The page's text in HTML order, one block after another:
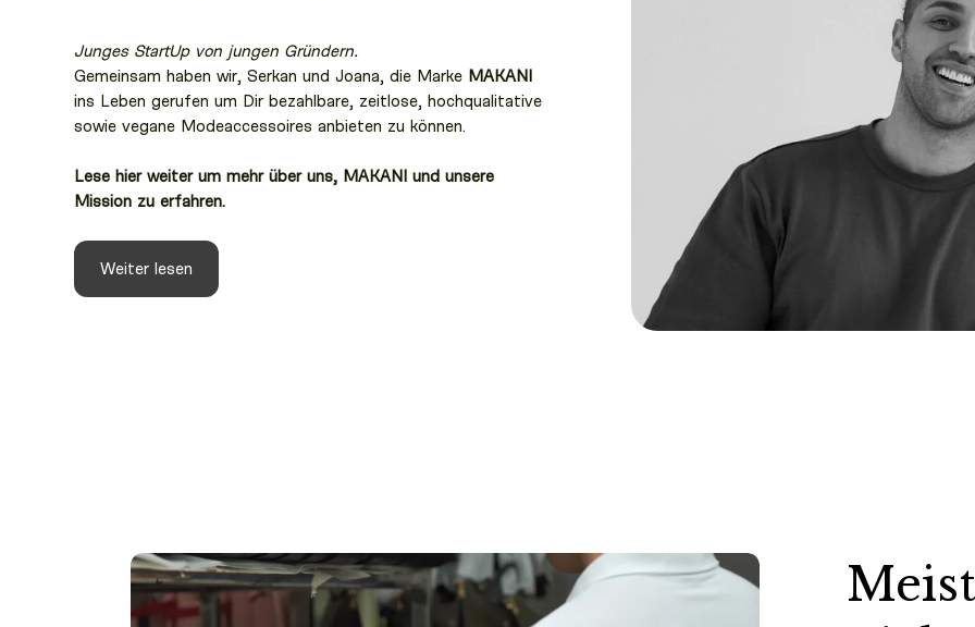
Junges StartUp von jungen Gründern.
Gemeinsam haben wir, Serkan und Joana, die Marke MAKANI
ins Leben gerufen um Dir bezahlbare, zeitlose, hochqualitative
sowie vegane Modeaccessoires anbieten zu können.
Lese hier weiter um mehr über uns, MAKANI und unsere
Mission zu erfahren.
Weiter lesen